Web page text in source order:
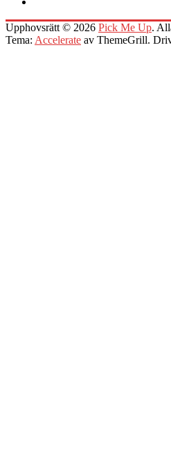
Upphovsrätt © 2026 Pick Me Up.
Tema: Accelerate av ThemeGrill.